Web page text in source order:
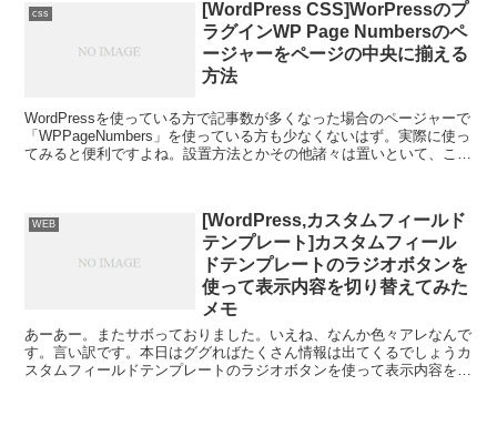
css
[WordPress CSS]WorPressのプ
ラグインWP Page Numbersのペ
ージャーをページの中央に揃える
方法
WordPressを使っている方で記事数が多くなった場合のページャーで
「WPPageNumbers」を使っている方も少なくないはず。実際に使っ
てみると便利ですよね。設置方法とかその他諸々は置いといて、この
WEB
[WordPress,カスタムフィールド
テンプレート]カスタムフィール
ドテンプレートのラジオボタンを
使って表示内容を切り替えてみた
メモ
あーあー。またサボっておりました。いえね、なんか色々アレなんで
す。言い訳です。本日はググればたくさん情報は出てくるでしょうカ
スタムフィールドテンプレートのラジオボタンを使って表示内容を切